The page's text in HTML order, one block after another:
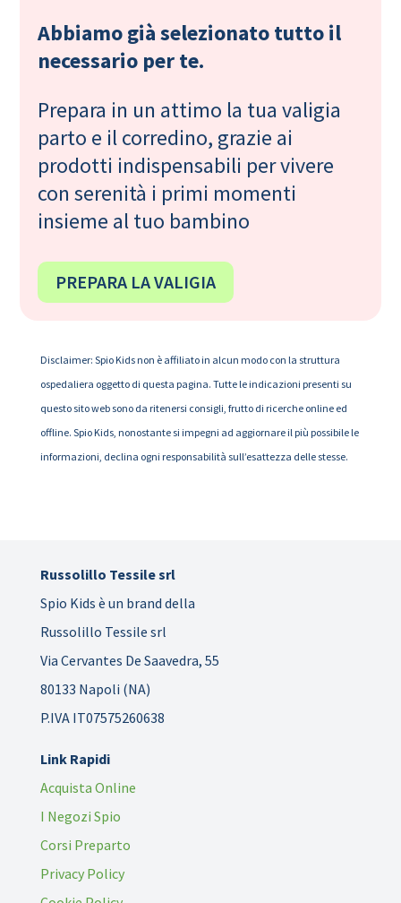
Abbiamo già selezionato tutto il
necessario per te.
Prepara in un attimo la tua valigia
parto e il corredino, grazie ai
prodotti indispensabili per vivere
con serenità i primi momenti
insieme al tuo bambino
PREPARA LA VALIGIA
Disclaimer: Spio Kids non è affiliato in alcun modo con la struttura
ospedaliera oggetto di questa pagina. Tutte le indicazioni presenti su
questo sito web sono da ritenersi consigli, frutto di ricerche online ed
offline. Spio Kids, nonostante si impegni ad aggiornare il più possibile le
informazioni, declina ogni responsabilità sull’esattezza delle stesse.
Russolillo Tessile srl
Spio Kids è un brand della
Russolillo Tessile srl
Via Cervantes De Saavedra, 55
80133 Napoli (NA)
P.IVA IT07575260638
Link Rapidi
Acquista Online
I Negozi Spio
Corsi Preparto
Privacy Policy